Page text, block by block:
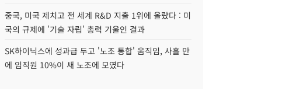
중국, 미국 제치고 전 세계 R&D 지출 1위에 올랐다 : 미
국의 규제에 '기술 자립' 총력 기울인 결과
SK하이닉스에 성과급 두고 '노조 통합' 움직임, 사흘 만
에 임직원 10%이 새 노조에 모였다